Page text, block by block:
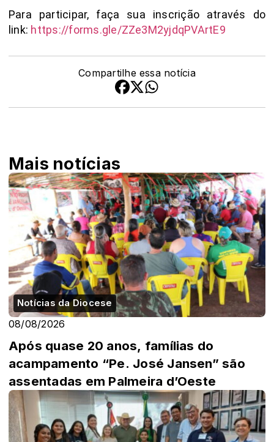
Para participar, faça sua inscrição através do
link: https://forms.gle/ZZe3M2yjdqPVArtE9
Compartilhe essa notícia
Mais notícias
Notícias da Diocese
08/08/2026
Após quase 20 anos, famílias do
acampamento “Pe. José Jansen” são
assentadas em Palmeira d’Oeste